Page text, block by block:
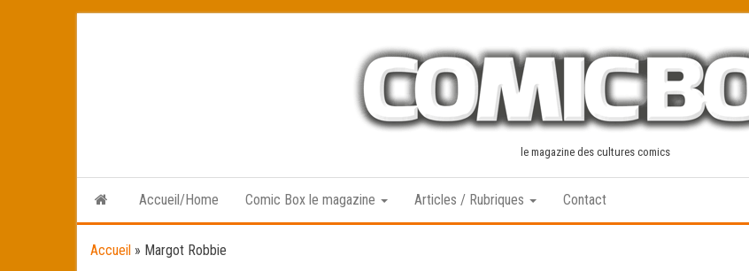
le magazine des cultures comics
Accueil/Home Comic Box le magazine Articles / Rubriques Contact
Accueil » Margot Robbie